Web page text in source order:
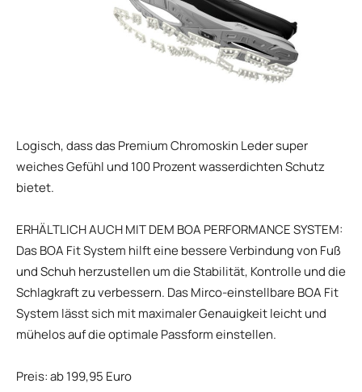
Logisch, dass das Premium Chromoskin Leder super
weiches Gefühl und 100 Prozent wasserdichten Schutz
bietet.
ERHÄLTLICH AUCH MIT DEM BOA PERFORMANCE SYSTEM:
Das BOA Fit System hilft eine bessere Verbindung von Fuß
und Schuh herzustellen um die Stabilität, Kontrolle und die
Schlagkraft zu verbessern. Das Mirco-einstellbare BOA Fit
System lässt sich mit maximaler Genauigkeit leicht und
mühelos auf die optimale Passform einstellen.
Preis: ab 199,95 Euro